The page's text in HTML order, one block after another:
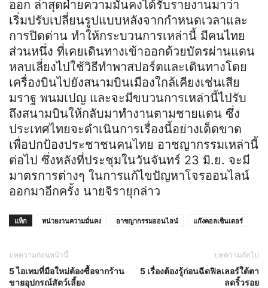
ออก ล่าสุดฝ่ายความมั่นคงได้รับรายงานมาว่า
เริ่มปรับเปลี่ยนรูปแบบหลังจากกำหนดเวลาและ
การปิดด่าน ทำให้กระบวนการเหล่านี้ มีคนไทย
ส่วนหนึ่ง ที่เคยเดินทางเข้าออกด้วยบัตรผ่านแดน
หลบเลี่ยงไปใช้วิธีทำพาสปอร์ตและเดินทางโดย
เครื่องบินไปยังสนามบินเมืองใกล้เคียงเช่นเสีย
มราฐ พนมเปญ และจะมีขบวนการเหล่านี้ไปรับ
ถึงสนามบินให้กลับมาทำงานตามชายแดน ซึ่ง
ประเทศไทยจะดำเนินการเรื่องนี้อย่างเด็ดขาด
เพื่อปกป้องประชาชนคนไทย อาชญากรรมเหล่านี้
ต่อไป ซึ่งหลังที่ประชุมในวันจันทร์ 23 มิ.ย. จะมี
มาตรการต่างๆ ในการแก้ไขปัญหาโจรออนไลน์
ออกมาอีกครั้ง นายจิรายุกล่าว
แท็ก หน่วยงานความมั่นคง อาชญากรรมออนไลน์ แก๊งคอลเซ็นเตอร์
บทความก่อนหน้านี้
5 ไอเทมที่มือใหม่ต้องซื้อจากร้าน
ขายอุปกรณ์สัตว์เลี้ยง
บทความถัดไป
5 เรื่องต้องรู้ก่อนฉีดฟิลเลอร์ใต้ตา
ลดริ้วรอย